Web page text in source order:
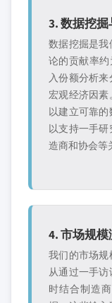
3. 数据挖
数据挖掘是
论的贡献率
入份额分析
宏观经济因素
以建立可靠的
以支持一手
造商和协会等
4. 市场规模
我们的市场规
从通过一手
时结合制造